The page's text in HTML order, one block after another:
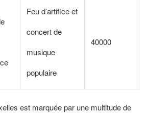
Feu d’artifice et
concert de
musique
populaire
40000
est marquée par une multitude de